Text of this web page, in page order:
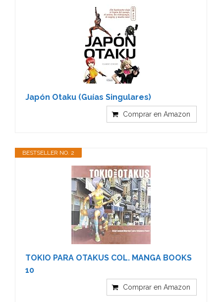
Japón Otaku (Guías Singulares)
Comprar en Amazon
BESTSELLER NO. 2
TOKIO PARA OTAKUS COL. MANGA BOOKS
10
Comprar en Amazon